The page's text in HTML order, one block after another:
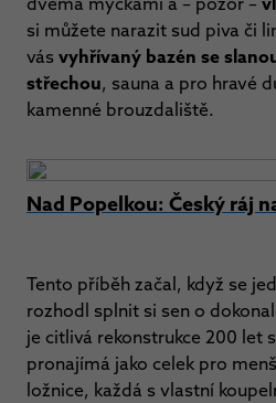
si můžete narazit sud piva či
vásvyhřívaný bazén se
střechou, sauna a pro hravé
kamenné brouzdaliště.
Nad Popelkou: Český ráj
Tento příběh začal, když se
rozhodl splnit si sen o
je citlivá rekonstrukce 200 let
pronajímá jako celek pro
ložnice, každá s vlastní